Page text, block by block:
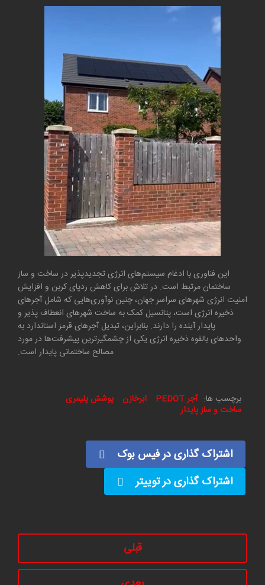
این فناوری با ادغام سیستم‌های انرژی تجدیدپذیر در ساخت و ساز
ساختمان مرتبط است. در تلاش برای کاهش ردپای کربن و افزایش
امنیت انرژی شهر‌های سراسر جهان، چنین نوآوری‌هایی که شامل آجر‌های
ذخیره انرژی است، پتانسیل کمک به ساخت شهر‌های انعطاف پذیر و
پایدار آینده را دارند. بنابراین، تبدیل آجر‌های قرمز استاندارد به
واحد‌های بالقوه ذخیره انرژی یکی از چشمگیرترین پیشرفت‌ها در مورد
مصالح ساختمانی پایدار است.
برچسب ها: آجر PEDOT ابرخازن پوشش پلیمری
ساخت و ساز پایدار
اشتراک گذاری در فیس بوک
اشتراک گذاری در توییتر
قبلی